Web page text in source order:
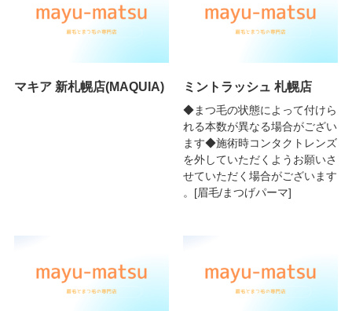
マキア 新札幌店(MAQUIA) ミントラッシュ 札幌店
◆まつ毛の状態によって付けら
れる本数が異なる場合がござい
ます◆施術時コンタクトレンズ
を外していただくようお願いさ
せていただく場合がございます
。[眉毛/まつげパーマ]